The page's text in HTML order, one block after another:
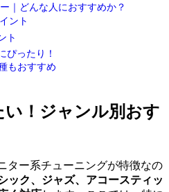
｜どんな人におすすめか？
ント
ト
ぴったり！
もおすすめ
！ジャンル別おす
ター系チューニングが特徴なの
ック、ジャズ、アコースティッ